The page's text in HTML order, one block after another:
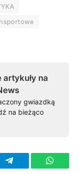
na
gwiazdką
na bieżąco
Telegram